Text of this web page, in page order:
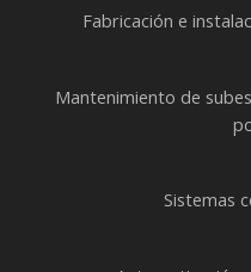
Fabricación e
Mantenimiento de
Sistemas